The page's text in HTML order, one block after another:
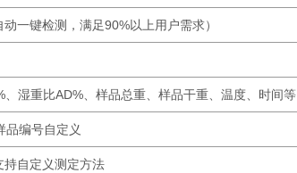
一键检测，满足90%以上用户需求）
湿重比AD%、样品总重、样品干重、温度、时间等
品编号自定义
持自定义测定方法